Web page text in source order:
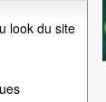
look du site